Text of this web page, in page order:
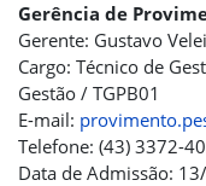
Gerência de
Gerente: Gustavo
Cargo: Técnico de
Gestão / TGPB01
E-mail:
Telefone: (43) 3372-
Data de Admissão: